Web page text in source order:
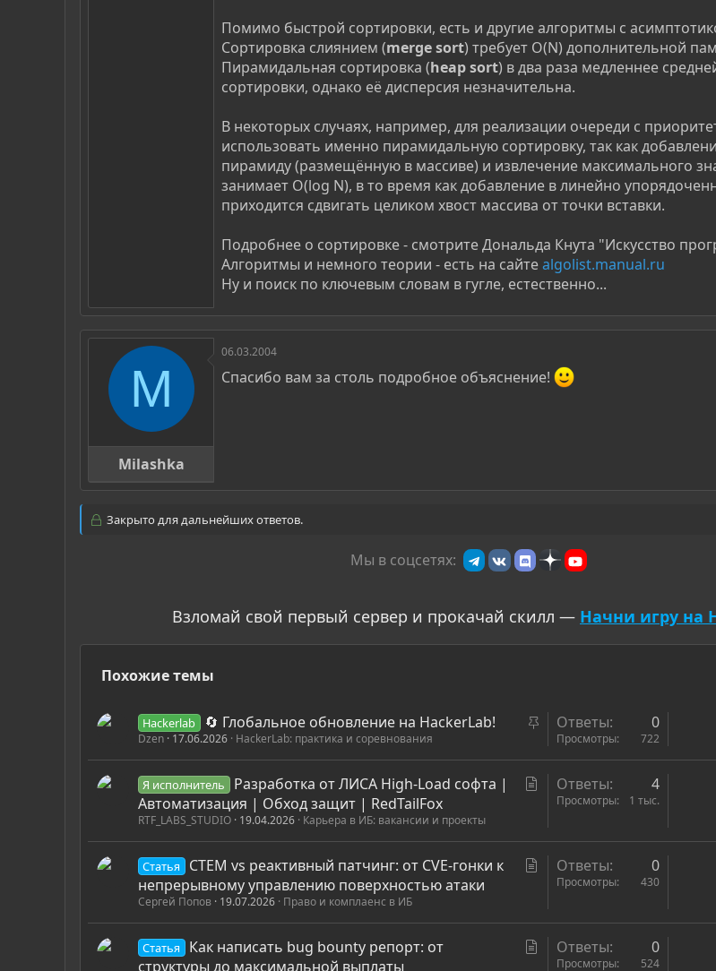
Помимо быстрой сортировки, есть и другие алгоритмы с
Сортировка слиянием (merge sort) требует O(N) дополнительной
Пирамидальная сортировка (heap sort) в два раза медленнее
сортировки, однако её дисперсия незначительна.
В некоторых случаях, например, для реализации очереди с
использовать именно пирамидальную сортировку, так как
пирамиду (размещённую в массиве) и извлечение максимального
занимает O(log N), в то время как добавление в линейно
приходится сдвигать целиком хвост массива от точки вставки.
Подробнее о сортировке - смотрите Дональда Кнута "Искусство
Алгоритмы и немного теории - есть на сайтеalgolist.manual.ru
Ну и поиск по ключевым словам в гугле, естественно...
M
Milashka
06.03.2004
Спасибо вам за столь подробное объяснение!
Закрыто для дальнейших ответов.
Мы в соцсетях:
Взломай свой первый сервер и прокачай скилл — Начни игру на
Похожие темы
З
к
л
Hackerlab 🔄 Глобальное обновление на HackerLab!
Dzen 17.06.2026 HackerLab: практика и соревнования
Ответы 0
Просмотры 722
т
Я исполнитель
Разработка от ЛИСА High-Load софта |
Автоматизация | Обход защит | RedTailFox
RTF_LABS_STUDIO 19.04.2026 Карьера в ИБ: вакансии и проекты
Ответы 4
Просмотры 1 тыс.
т
Статья
CTEM vs реактивный патчинг: от CVE-гонки к
непрерывному управлению поверхностью атаки
Сергей Попов 19.07.2026 Право и комплаенс в ИБ
Ответы 0
Просмотры 430
Статья
Как написать bug bounty репорт: от
структуры до максимальной выплаты
Ответы 0
Просмотры 524